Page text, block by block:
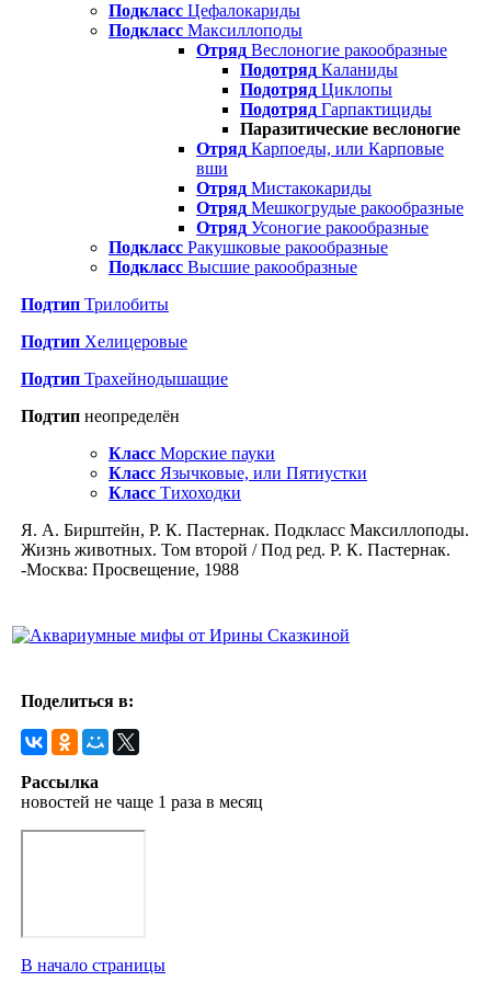
Подкласс Цефалокариды
Подкласс Максиллоподы
Отряд Веслоногие ракообразные
Подотряд Каланиды
Подотряд Циклопы
Подотряд Гарпактициды
Паразитические веслоногие
Отряд Карпоеды, или Карповые
вши
Отряд Мистакокариды
Отряд Мешкогрудые ракообразные
Отряд Усоногие ракообразные
Подкласс Ракушковые ракообразные
Подкласс Высшие ракообразные
Подтип Трилобиты
Подтип Хелицеровые
Подтип Трахейнодышащие
Подтип неопределён
Класс Морские пауки
Класс Язычковые, или Пятиустки
Класс Тихоходки
Я. А. Бирштейн, Р. К. Пастернак. Подкласс Максиллоподы.
Жизнь животных. Том второй / Под ред. Р. К. Пастернак.
-Москва: Просвещение, 1988
Поделиться в:
Рассылка
новостей не чаще 1 раза в месяц
В начало страницы